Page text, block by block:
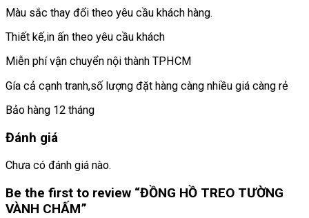
Màu sắc thay đổi theo yêu cầu khách hàng.
Thiết kế,in ấn theo yêu cầu khách
Miễn phí vận chuyển nội thành TPHCM
Gía cả cạnh tranh,số lượng đặt hàng càng nhiều giá càng rẻ
Bảo hàng 12 tháng
Đánh giá
Chưa có đánh giá nào.
Be the first to review “ĐỒNG HỒ TREO TƯỜNG
VÀNH CHẤM”